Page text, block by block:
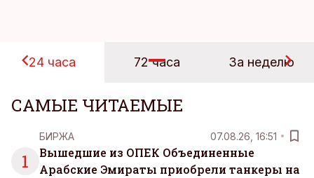
24 часа 72 часа За неделю
САМЫЕ ЧИТАЕМЫЕ
1
БИРЖА 07.08.26, 16:51
Вышедшие из ОПЕК Объединенные
Арабские Эмираты приобрели танкеры на